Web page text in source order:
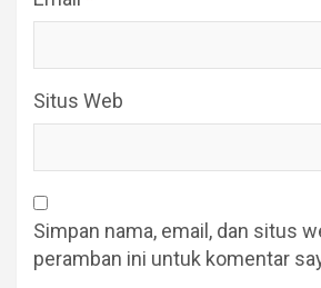
Situs Web
Simpan nama, email, dan situs
peramban ini untuk komentar